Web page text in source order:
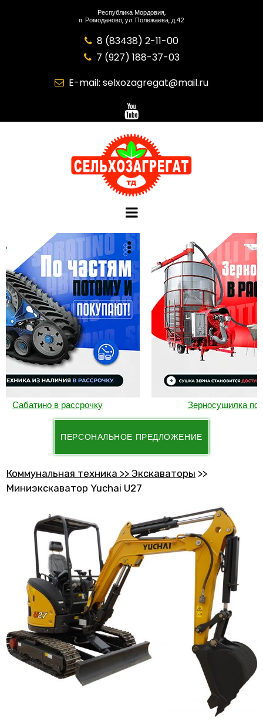
Республика Мордовия,
п .Ромоданово, ул. Полежаева, д.42
 8 (83438) 2-11-00
 7 (927) 188-37-03
 E-mail: selxozagregat@mail.ru
в рассрочку Зерносушилка под 0%
ПЕРСОНАЛЬНОЕ ПРЕДЛОЖЕНИЕ
Коммунальная техника >> Экскаваторы >>
Миниэкскаватор Yuchai U27